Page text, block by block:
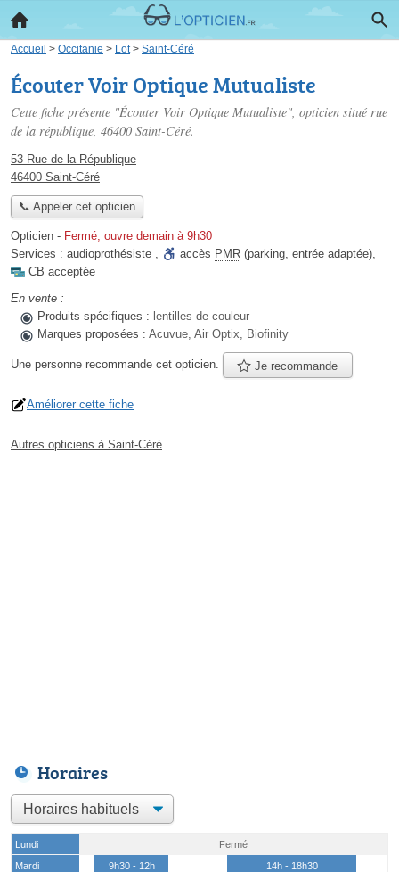
Accueil > Occitanie > Lot> Saint-Céré
Écouter Voir Optique Mutualiste
Cette fiche présente "Écouter Voir Optique Mutualiste", opticien situé rue
de la république, 46400 Saint-Céré.
53 Rue de la République
46400 Saint-Céré
📞 Appeler cet opticien
Opticien - Fermé, ouvre demain à 9h30
Services : audioprothésiste , accès PMR (parking, entrée adaptée),
CB acceptée
En vente :
Produits spécifiques : lentilles de couleur
Marques proposées : Acuvue, Air Optix, Biofinity
Une personne recommande cet opticien. Je recommande
Améliorer cette fiche
Autres opticiens à Saint-Céré
Horaires
Lundi
Fermé
Mardi
9h30 - 12h
14h - 18h30